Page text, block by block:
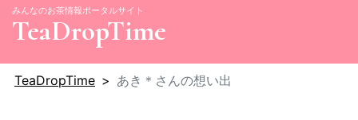
みんなのお茶情報ポータルサイト
TeaDropTime
TeaDropTime あき＊さんの想い出